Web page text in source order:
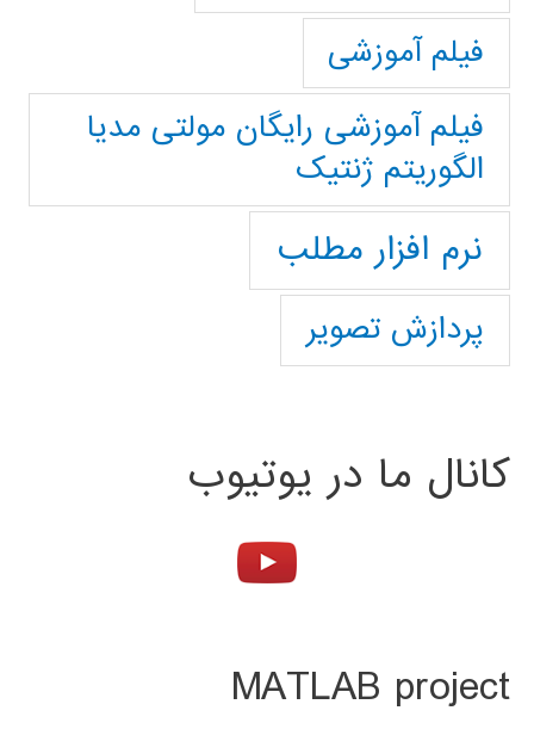
فیلم آموزشی
فیلم آموزشی رایگان مولتی مدیا
الگوریتم ژنتیک
نرم افزار مطلب
پردازش تصویر
کانال ما در یوتیوب
MATLAB project